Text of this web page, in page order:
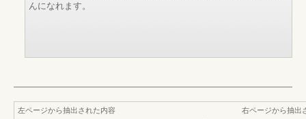
んになれます。
左ページから抽出された内容
右ページから抽出